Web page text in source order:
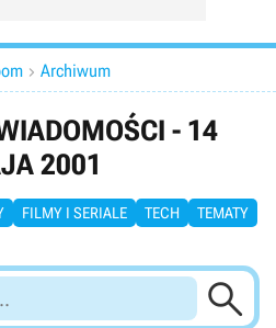
 Archiwum
- 14
2001
FILMY I SERIALE TECH TEMATY
